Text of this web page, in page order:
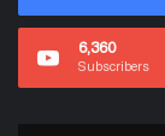
6,360
Subscribers